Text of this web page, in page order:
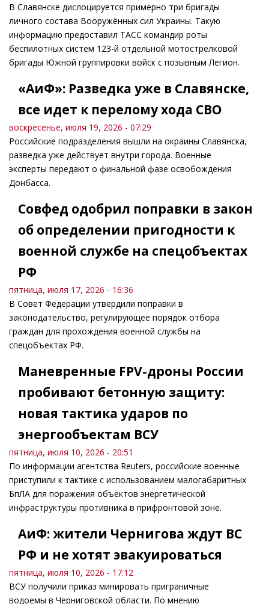
В Славянске дислоцируется примерно три бригады
личного состава Вооружённых сил Украины. Такую
информацию предоставил ТАСС командир роты
беспилотных систем 123-й отдельной мотострелковой
бригады Южной группировки войск с позывным Легион.
«АиФ»: Разведка уже в Славянске,
все идет к перелому хода СВО
воскресенье, июля 19, 2026 - 07:29
Российские подразделения вышли на окраины Славянска,
разведка уже действует внутри города. Военные
эксперты передают о финальной фазе освобождения
Донбасса.
Совфед одобрил поправки в закон
об определении пригодности к
военной службе на спецобъектах
РФ
пятница, июля 17, 2026 - 16:36
В Совет Федерации утвердили поправки в
законодательство, регулирующее порядок отбора
граждан для прохождения военной службы на
спецобъектах РФ.
Маневренные FPV-дроны России
пробивают бетонную защиту:
новая тактика ударов по
энергообъектам ВСУ
пятница, июля 10, 2026 - 20:51
По информации агентства Reuters, российские военные
приступили к тактике с использованием малогабаритных
БпЛА для поражения объектов энергетической
инфраструктуры противника в прифронтовой зоне.
АиФ: жители Чернигова ждут ВС
РФ и не хотят эвакуироваться
пятница, июля 10, 2026 - 17:12
ВСУ получили приказ минировать приграничные
водоемы в Черниговской области. По мнению